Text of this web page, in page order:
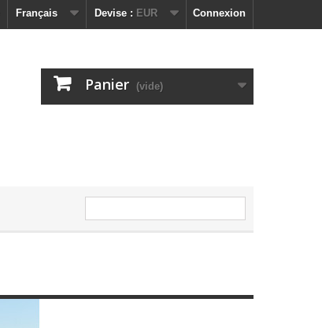
Connexion
Devise : EUR
Français
Panier (vide)